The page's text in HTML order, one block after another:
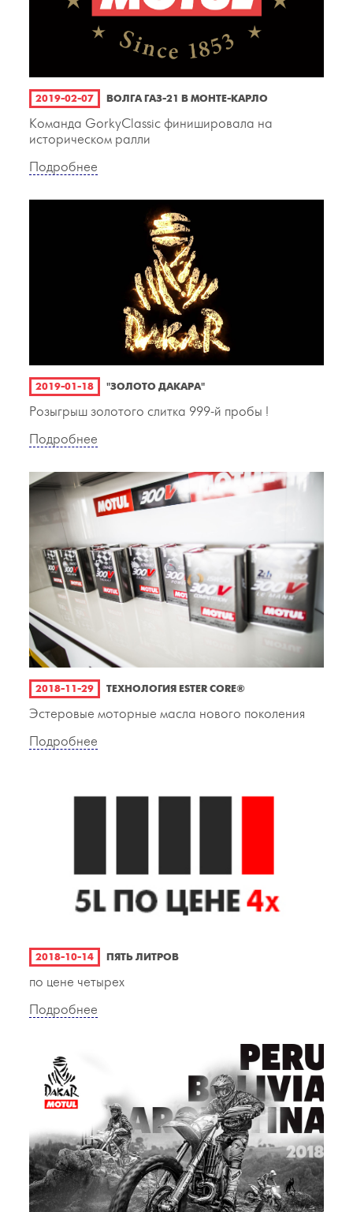
2019-02-07 ВОЛГА ГАЗ-21 В МОНТЕ-КАРЛО
Команда GorkyClassic финишировала на
историческом ралли
Подробнее
2019-01-18 "ЗОЛОТО ДАКАРА"
Розыгрыш золотого слитка 999-й пробы !
Подробнее
2018-11-29 ТЕХНОЛОГИЯ ESTER CORE®
Эстеровые моторные масла нового поколения
Подробнее
2018-10-14 ПЯТЬ ЛИТРОВ
по цене четырех
Подробнее